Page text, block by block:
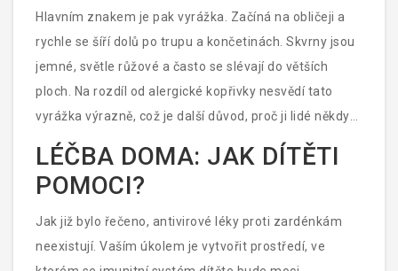
a pomáhá lékařům rozlišit zarděnky od jiných infekcí.
Hlavním znakem je pak vyrážka. Začíná na obličeji a
rychle se šíří dolů po trupu a končetinách. Skvrny jsou
jemné, světle růžové a často se slévají do větších
ploch. Na rozdíl od alergické kopřivky nesvědí tato
vyrážka výrazně, což je další důvod, proč ji lidé někdy
přehlédnou nebo zamění za tepelný úpal. Vyrážka
obvykle vymizí do tří dnů bez následků.
LÉČBA DOMA: JAK DÍTĚTI
POMOCI?
Jak již bylo řečeno, antivirové léky proti zardénkám
neexistují. Vaším úkolem je vytvořit prostředí, ve